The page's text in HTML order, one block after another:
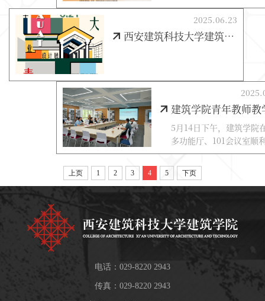
2025.06.23
西安建筑科技大学建筑学院2025届本科生毕业设计作品展开幕
建筑学院青年教师教学竞赛暨教学创新大赛顺
5月14日下午，建筑学院
多功能厅、101会议室顺
了2025年度学院青年教
竞赛暨教师教学创新大赛
上页 1 2 3 4 5 下页
电话：029-8220 2943
传真：029-8220 2943